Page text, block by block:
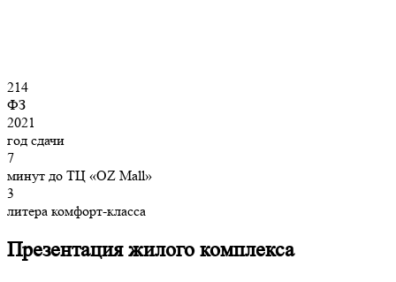
214
ФЗ
2021
год сдачи
7
минут до ТЦ «OZ Mall»
3
литера комфорт-класса
Презентация жилого комплекса